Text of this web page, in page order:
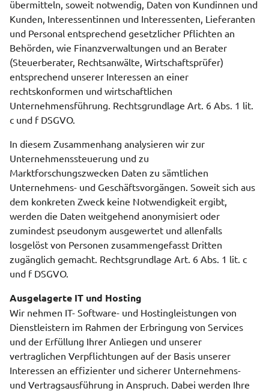
übermitteln, soweit notwendig, Daten von Kundinnen und
Kunden, Interessentinnen und Interessenten, Lieferanten
und Personal entsprechend gesetzlicher Pflichten an
Behörden, wie Finanzverwaltungen und an Berater
(Steuerberater, Rechtsanwälte, Wirtschaftsprüfer)
entsprechend unserer Interessen an einer
rechtskonformen und wirtschaftlichen
Unternehmensführung. Rechtsgrundlage Art. 6 Abs. 1 lit.
c und f DSGVO.
In diesem Zusammenhang analysieren wir zur
Unternehmenssteuerung und zu
Marktforschungszwecken Daten zu sämtlichen
Unternehmens- und Geschäftsvorgängen. Soweit sich aus
dem konkreten Zweck keine Notwendigkeit ergibt,
werden die Daten weitgehend anonymisiert oder
zumindest pseudonym ausgewertet und allenfalls
losgelöst von Personen zusammengefasst Dritten
zugänglich gemacht. Rechtsgrundlage Art. 6 Abs. 1 lit. c
und f DSGVO.
Ausgelagerte IT und Hosting
Wir nehmen IT- Software- und Hostingleistungen von
Dienstleistern im Rahmen der Erbringung von Services
und der Erfüllung Ihrer Anliegen und unserer
vertraglichen Verpflichtungen auf der Basis unserer
Interessen an effizienter und sicherer Unternehmens-
und Vertragsausführung in Anspruch. Dabei werden Ihre